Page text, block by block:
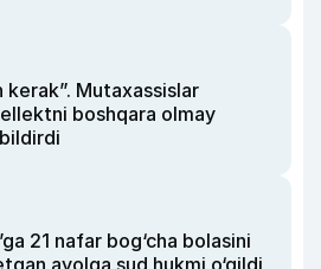
kerak”. Mutaxassislar
boshqara olmay
21 nafar bog‘cha bolasini
ayolga sud hukmi o‘qildi